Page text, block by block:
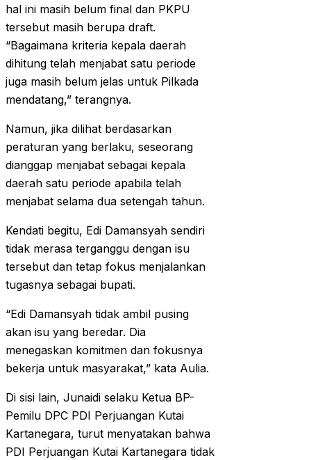
hal ini masih belum final dan PKPU
tersebut masih berupa draft.
“Bagaimana kriteria kepala daerah
dihitung telah menjabat satu periode
juga masih belum jelas untuk Pilkada
mendatang,” terangnya.
Namun, jika dilihat berdasarkan
peraturan yang berlaku, seseorang
dianggap menjabat sebagai kepala
daerah satu periode apabila telah
menjabat selama dua setengah tahun.
Kendati begitu, Edi Damansyah sendiri
tidak merasa terganggu dengan isu
tersebut dan tetap fokus menjalankan
tugasnya sebagai bupati.
“Edi Damansyah tidak ambil pusing
akan isu yang beredar. Dia
menegaskan komitmen dan fokusnya
bekerja untuk masyarakat,” kata Aulia.
Di sisi lain, Junaidi selaku Ketua BP-
Pemilu DPC PDI Perjuangan Kutai
Kartanegara, turut menyatakan bahwa
PDI Perjuangan Kutai Kartanegara tidak